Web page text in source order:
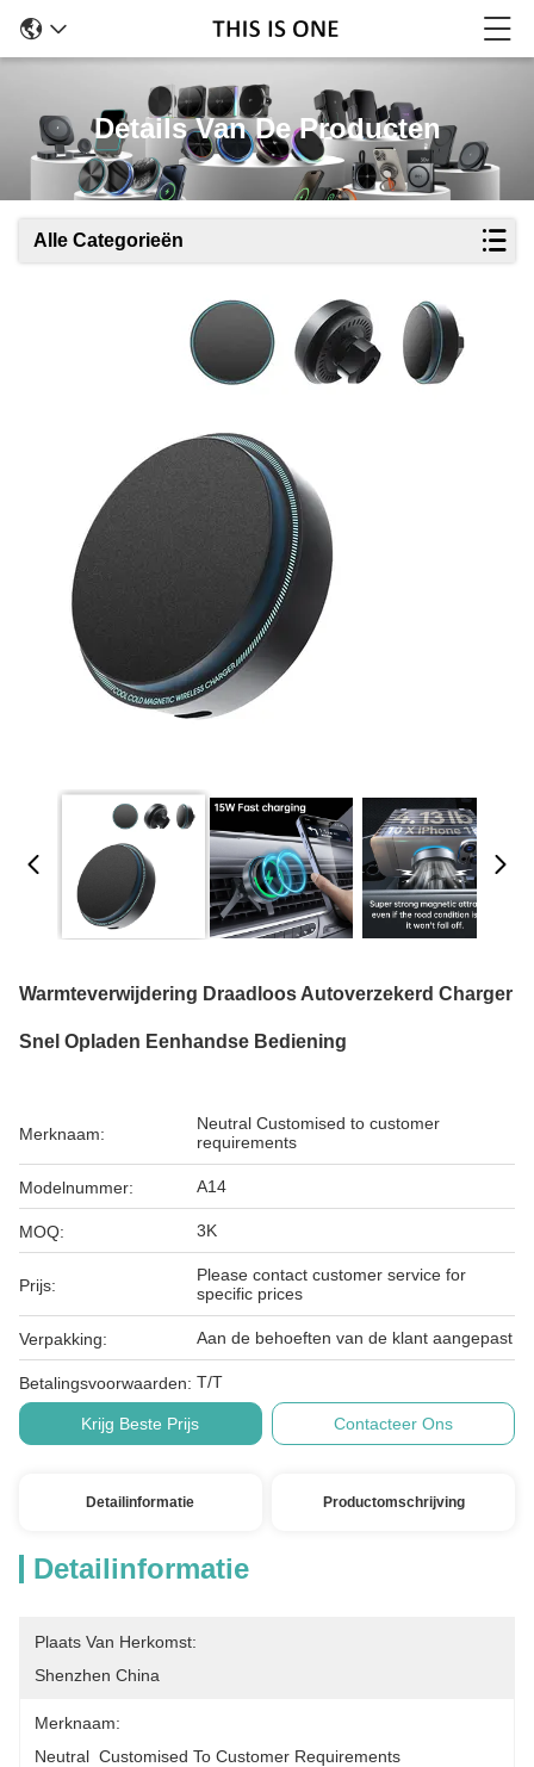
Details Van De Producten
Alle Categorieën
Warmteverwijdering Draadloos Autoverzekerd Charger
Snel Opladen Eenhandse Bediening
Merknaam:
Neutral Customised to customer
requirements
Modelnummer: A14
MOQ: 3K
Prijs:
Please contact customer service for
specific prices
Verpakking: Aan de behoeften van de klant aangepast
Betalingsvoorwaarden: T/T
Krijg Beste Prijs Contacteer Ons
Detailinformatie Productomschrijving
Detailinformatie
Plaats Van Herkomst:
Shenzhen China
Merknaam:
Neutral  Customised To Customer Requirements